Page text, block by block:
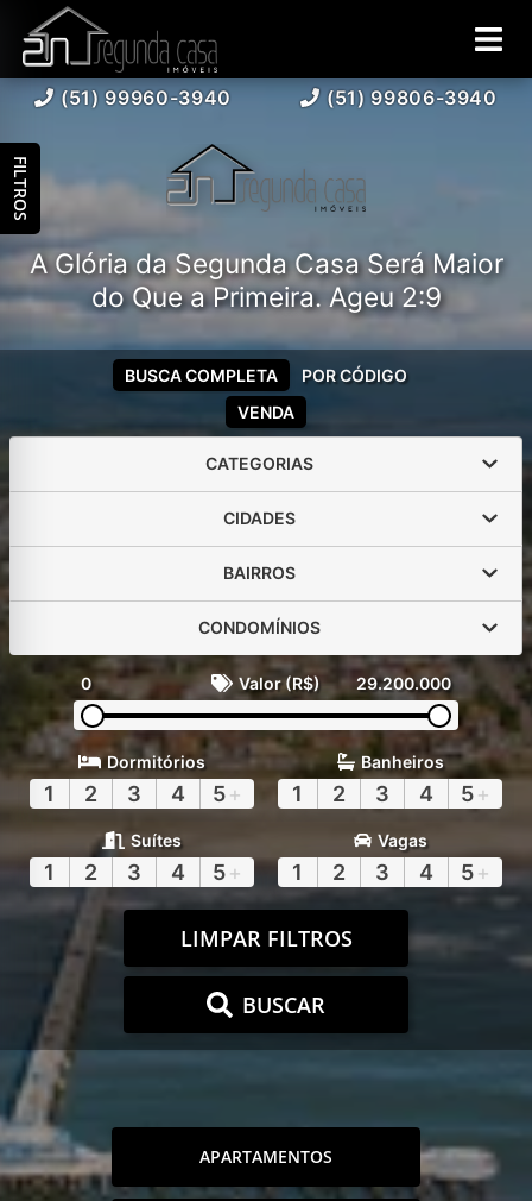
(51) 99960-3940 (51) 99806-3940
A Glória da Segunda Casa Será Maior
do Que a Primeira. Ageu 2:9
VENDA
BUSCA COMPLETA POR CÓDIGO
CATEGORIAS
CIDADES
BAIRROS
CONDOMÍNIOS
0 Valor (R$) 29.200.000
Dormitórios
1 2 3 4 5+
Banheiros
1 2 3 4 5+
Suítes
1 2 3 4 5+
Vagas
1 2 3 4 5+
LIMPAR FILTROS
BUSCAR
APARTAMENTOS
FILTROS